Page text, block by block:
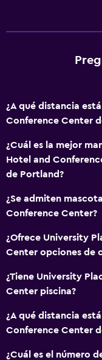
Máquina
Accesibilidad y
extra)
Ascensor
Para no fumadores
Baño
Ducha
¿A qué distancia
Conference Center
¿Cuál es la mejor
Hotel and
de Portland?
¿Se admiten
Conference Center?
¿Ofrece University
Center opciones de
¿Tiene University
Center piscina?
¿A qué distancia
Conference Center
¿Cuál es el número